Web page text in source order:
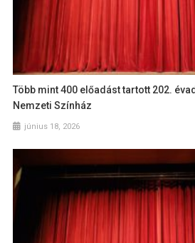
Több mint 400 előadást tartott 202.
Nemzeti Színház
június 18, 2026